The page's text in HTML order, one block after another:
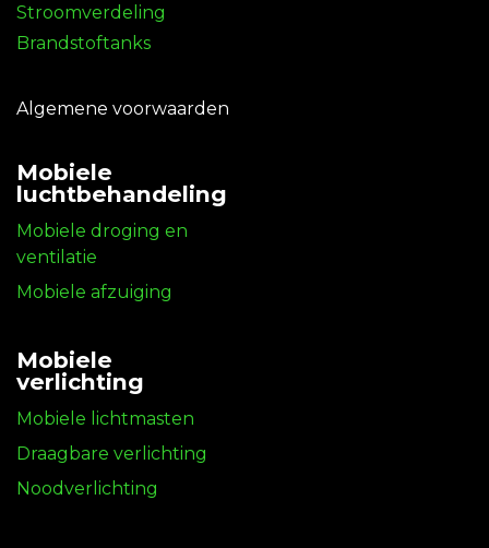
Stroomverdeling
Brandstoftanks
Algemene voorwaarden
Mobiele
luchtbehandeling
Mobiele droging en
ventilatie
Mobiele afzuiging
Mobiele
verlichting
Mobiele lichtmasten
Draagbare verlichting
Noodverlichting